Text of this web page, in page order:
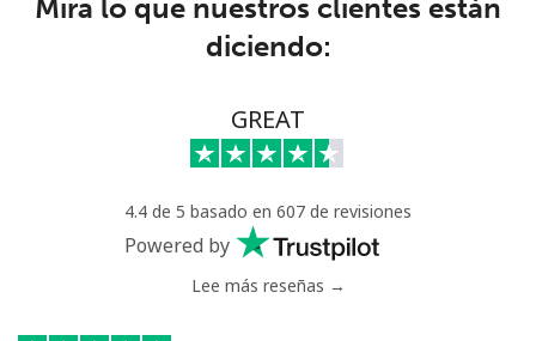
Trinidad And Tobago
144 min por ⁦€10⁩
48 min por ⁦€10⁩
10 min por ⁦€10⁩
Mira lo que nuestros clientes están
diciendo:
GREAT
4.4 de 5 basado en 607 de revisiones
Powered by
Lee más reseñas →